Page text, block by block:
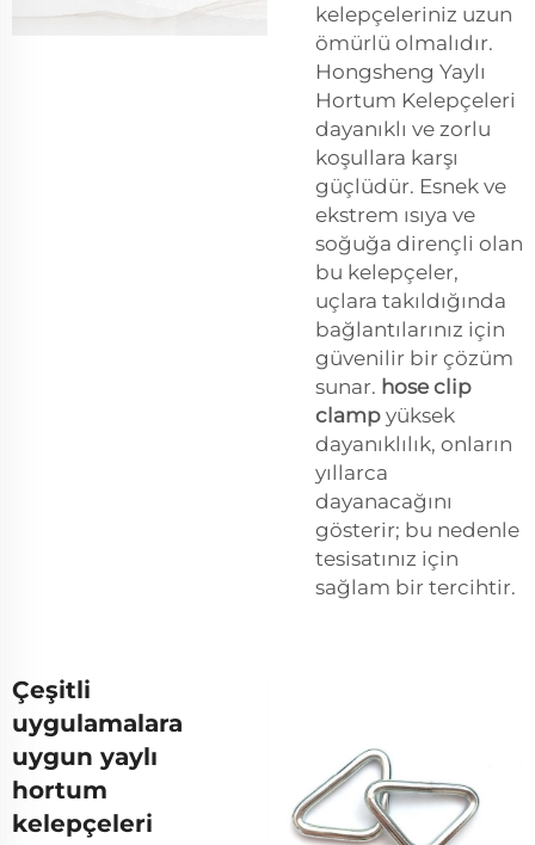
kelepçeleriniz uzun
ömürlü olmalıdır.
Hongsheng Yaylı
Hortum Kelepçeleri
dayanıklı ve zorlu
koşullara karşı
güçlüdür. Esnek ve
ekstrem ısıya ve
soğuğa dirençli olan
bu kelepçeler,
uçlara takıldığında
bağlantılarınız için
güvenilir bir çözüm
sunar. hose clip
clamp yüksek
dayanıklılık, onların
yıllarca
dayanacağını
gösterir; bu nedenle
tesisatınız için
sağlam bir tercihtir.
Çeşitli
uygulamalara
uygun yaylı
hortum
kelepçeleri